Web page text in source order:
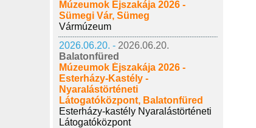
Múzeumok Éjszakája 2026 -
Sümegi Vár, Sümeg
Vármúzeum
2026.06.20. - 2026.06.20.
Balatonfüred
Múzeumok Éjszakája 2026 -
Esterházy-Kastély -
Nyaralástörténeti
Látogatóközpont, Balatonfüred
Esterházy-kastély Nyaralástörténeti
Látogatóközpont